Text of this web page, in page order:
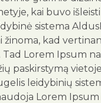
kai buvo
sistema
žinoma, kad
Lorem Ipsum
paskirstymą
leidybinių
Lorem